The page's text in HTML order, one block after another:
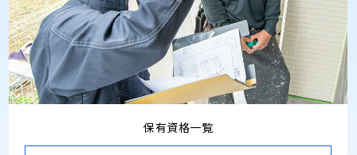
保有資格一覧